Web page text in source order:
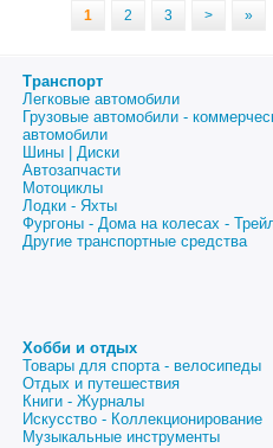
1 2 3 > »
Транспорт
Легковые автомобили
Грузовые автомобили -
автомобили
Шины | Диски
Автозапчасти
Мотоциклы
Лодки - Яхты
Фургоны - Дома на колесах -
Другие транспортные средства
Хобби и отдых
Товары для спорта - велосипеды
Отдых и путешествия
Книги - Журналы
Искусство - Коллекционирование
Музыкальные инструменты